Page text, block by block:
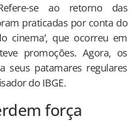
se ao retorno das
praticadas por conta do
cinema’, que ocorreu em
promoções. Agora, os
seus patamares regulares
do IBGE.
força